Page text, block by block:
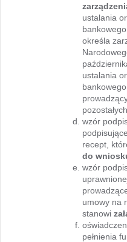
ustalania
określa
ustalania
wzór
recept,
do
wzór
umowy na
stanowi
pełnienia